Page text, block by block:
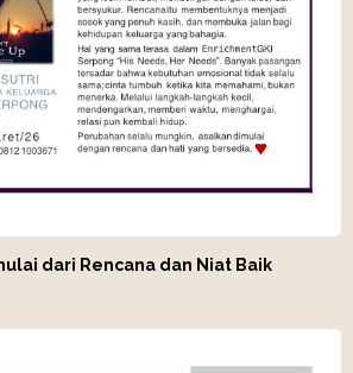
dari Rencana dan Niat Baik